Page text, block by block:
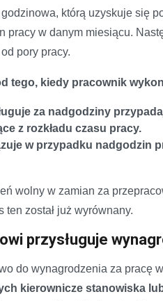
którą uzyskuje się
pracy w danym miesiącu.
pory pracy.
tego, kiedy pracownik
za nadgodziny
z rozkładu czasu pracy.
w przypadku nadgodzin
wolny w zamian za
ten został już wyrównany.
przysługuje
do wynagrodzenia za pracę
kierownicze stanowiska